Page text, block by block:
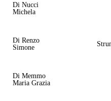
Di Nucci
Michela
Di Renzo
Simone
Di Memmo
Maria Grazia